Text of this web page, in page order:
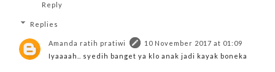
Reply
Replies
Amanda ratih pratiwi
10 November 2017 at 01:09
Iyaaaah.. syedih banget ya klo anak jadi kayak boneka